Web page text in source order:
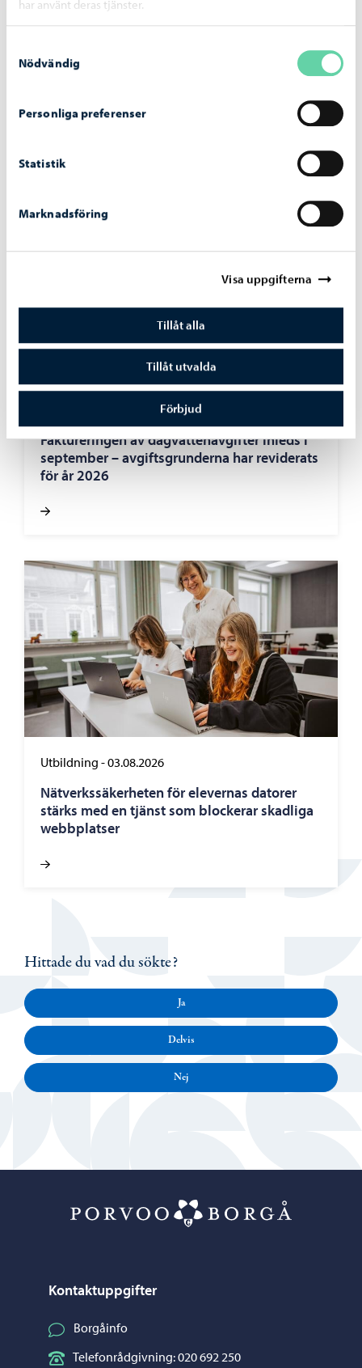
har använt deras tjänster.
Nödvändig
Personliga preferenser
Statistik
Marknadsföring
Visa uppgifterna
Tillåt alla
Tillåt utvalda
Förbjud
Borgå stad informerar
Ansökan om partnerskap öppnar redan i
augusti – underhållspartnerskap är ett nytt
Utbildning-06.08.2026
Ansökan till gymnasieutbildningen för
05.08.2026
Faktureringen av dagvattenavgifter inleds i
september – avgiftsgrunderna har reviderats
för år 2026
Utbildning -03.08.2026
Nätverkssäkerheten för elevernas datorer
stärks med en tjänst som blockerar skadliga
webbplatser
Hittade du vad du sökte?
Ja
Delvis
Nej
Kontaktuppgifter
Borgåinfo
Telefonrådgivning: 020 692 250